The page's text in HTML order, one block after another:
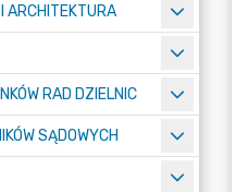
ARCHITEKTURA
RAD DZIELNIC
SĄDOWYCH